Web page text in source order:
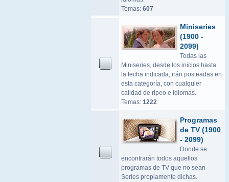
Temas: 607
Miniseries
(1900 -
2099)
Todas las
Miniseries, desde los inicios hasta
la fecha indicada, irán posteadas en
esta categoría, con cualquier
calidad de ripeo e idiomas.
Temas: 1222
Programas
de TV (1900
- 2099)
Donde se
encontrarán todos aquellos
programas de TV que no sean
Series propiamente dichas.